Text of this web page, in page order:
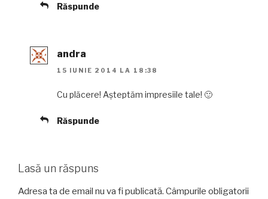
Răspunde
andra
15 IUNIE 2014 LA 18:38
Cu plăcere! Aşteptăm impresiile tale! 🙂
Răspunde
Lasă un răspuns
Adresa ta de email nu va fi publicată. Câmpurile obligatorii